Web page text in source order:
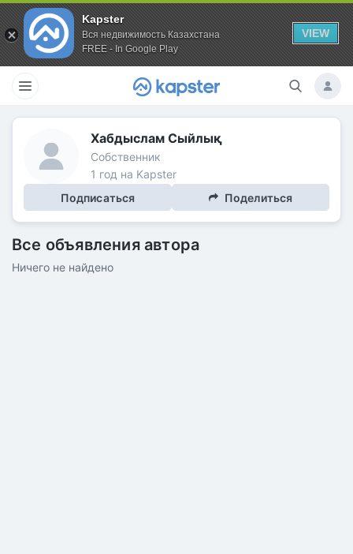
Kapster
Вся недвижимость Казахстана
FREE - In Google Play
VIEW
Хабдыслам Сыйлық
Собственник
1 год на Kapster
Подписаться
Поделиться
Все объявления автора
Ничего не найдено